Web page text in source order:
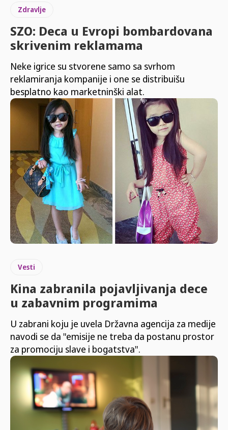
Zdravlje
SZO: Deca u Evropi bombardovana
skrivenim reklamama
Neke igrice su stvorene samo sa svrhom
reklamiranja kompanije i one se distribuišu
besplatno kao marketninški alat.
Vesti
Kina zabranila pojavljivanja dece
u zabavnim programima
U zabrani koju je uvela Državna agencija za medije
navodi se da "emisije ne treba da postanu prostor
za promociju slave i bogatstva".